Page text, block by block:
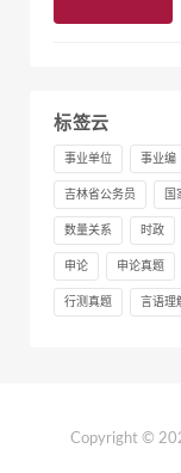
标签云
事业单位 事业编
吉林省公务员 国
数量关系 时政
申论 申论真题
行测真题 言语理
Copyright ©